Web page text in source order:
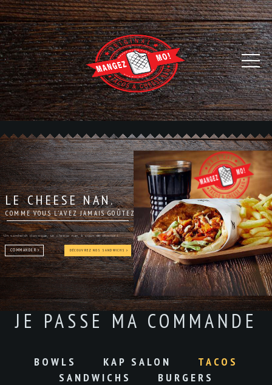
LE CHEESE NAN.
COMME VOUS L'AVEZ JAMAIS GOÛTEZ
Un sandwish classique, un cheese nan, à vous de choisir !
COMMANDER DÉCOUVREZ NOS SANDWICHS
JE PASSE MA COMMANDE
BOWLS KAP SALON
TACOS
SANDWICHS
BURGERS